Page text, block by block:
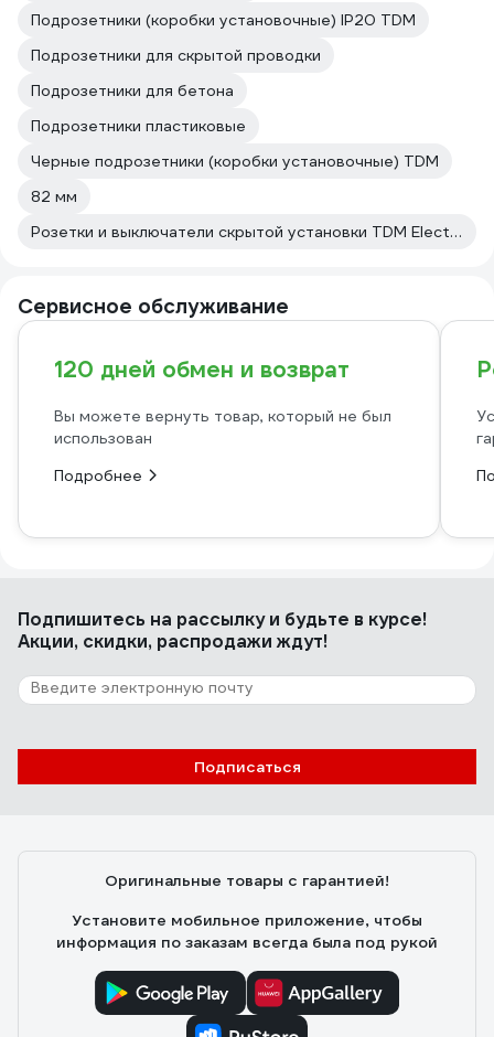
Подрозетники (коробки установочные) IP20 TDM
Подрозетники для скрытой проводки
Подрозетники для бетона
Подрозетники пластиковые
Черные подрозетники (коробки установочные) TDM
82 мм
Розетки и выключатели скрытой установки TDM Electric
Сервисное обслуживание
120 дней обмен и возврат
Вы можете вернуть товар, который не был
использован
Подробнее
Подпишитесь на рассылкуи будьте в курсе!
Акции, скидки, распродажи ждут!
Подписаться
Оригинальные товары с гарантией!
Установите мобильное приложение, чтобы
информация по заказам всегда была под рукой